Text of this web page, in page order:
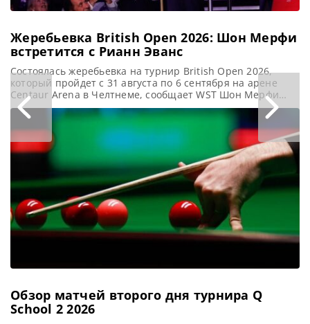
Жеребьевка British Open 2026: Шон Мерфи
встретится с Рианн Эванс
Состоялась жеребьевка на турнир British Open 2026,
который пройдет с 31 августа по 6 сентября на арене
Centaur Arena в Челтнеме, сообщает WST Шон Мерфи
начинает свою защиту титула на турнире British Open
2026 по снукеру в Челтнеме, где его соперником станет
Рианн Эванс. Год назад Мерфи одержал победу над
Энтони Макгиллом в решающем поединке
Обзор матчей второго дня турнира Q
School 2 2026